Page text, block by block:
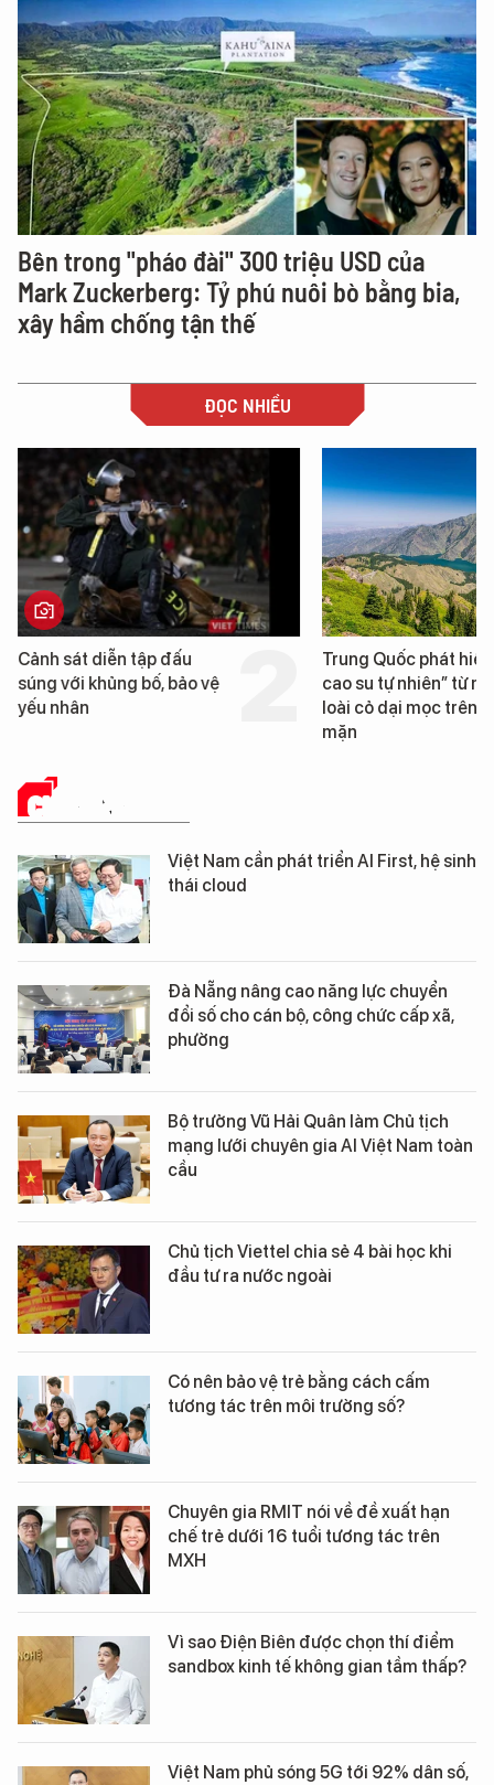
Bên trong "pháo đài" 300 triệu USD của
Mark Zuckerberg: Tỷ phú nuôi bò bằng bia,
xây hầm chống tận thế
ĐỌC NHIỀU
Trung Quốc phát hiện “mỏ
cao su tự nhiên” từ một
loài cỏ dại mọc trên đất
Loạt dự án bất động
Đà Nẵng sắp bị kiểm
CHUYỂN ĐỔI SỐ
Việt Nam cần phát triển AI First, hệ sinh
thái cloud
Đà Nẵng nâng cao năng lực chuyển
đổi số cho cán bộ, công chức cấp xã,
phường
Bộ trưởng Vũ Hải Quân làm Chủ tịch
mạng lưới chuyên gia AI Việt Nam toàn
cầu
Chủ tịch Viettel chia sẻ 4 bài học khi
đầu tư ra nước ngoài
Có nên bảo vệ trẻ bằng cách cấm
tương tác trên môi trường số?
Chuyên gia RMIT nói về đề xuất hạn
chế trẻ dưới 16 tuổi tương tác trên
MXH
Vì sao Điện Biên được chọn thí điểm
sandbox kinh tế không gian tầm thấp?
Việt Nam phủ sóng 5G tới 92% dân số,